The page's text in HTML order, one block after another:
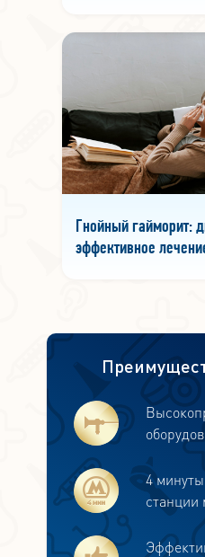
Гнойный гайморит:
эффективное
4
станции